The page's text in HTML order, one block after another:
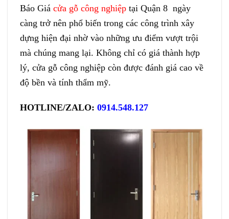
Báo Giá cửa gỗ công nghiệp tại Quận 8 ngày
càng trở nên phổ biến trong các công trình xây
dựng hiện đại nhờ vào những ưu điểm vượt trội
mà chúng mang lại. Không chỉ có giá thành hợp
lý, cửa gỗ công nghiệp còn được đánh giá cao về
độ bền và tính thẩm mỹ.
HOTLINE/ZALO: 0914.548.127